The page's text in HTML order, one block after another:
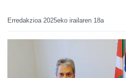
Erredakzioa 2025eko irailaren 18a